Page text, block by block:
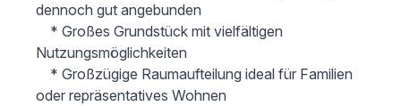
dennoch gut angebunden
Nutzungsmöglichkeiten
oder repräsentatives Wohnen